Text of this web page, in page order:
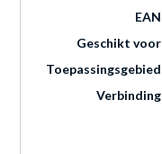
EAN
Geschikt voor
Toepassingsgebied
Verbinding